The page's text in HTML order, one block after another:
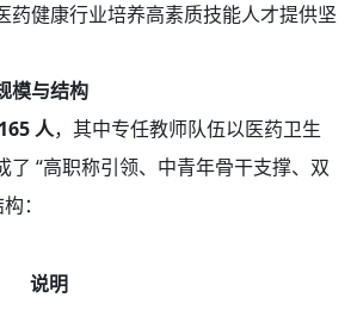
药健康行业培养高素质技能人才提供坚
模与结构
人，其中专任教师队伍以医药卫生
了 “高职称引领、中青年骨干支撑、双
：
说明